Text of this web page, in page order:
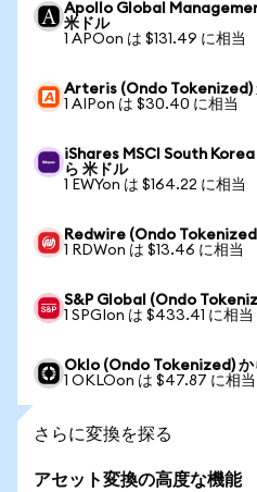
Apollo Global
米ドル
1 APOon は $131.49 に相当
Arteris (Ondo Tokenized)
1 AIPon は $30.40 に相当
iShares MSCI South
ら 米ドル
1 EWYon は $164.22 に相当
Redwire (Ondo
1 RDWon は $13.46 に相当
S&P Global (Ondo
1 SPGIon は $433.41 に相当
Oklo (Ondo Tokenized) か
1 OKLOon は $47.87 に相当
さらに変換を探る
アセット変換の高度な機能